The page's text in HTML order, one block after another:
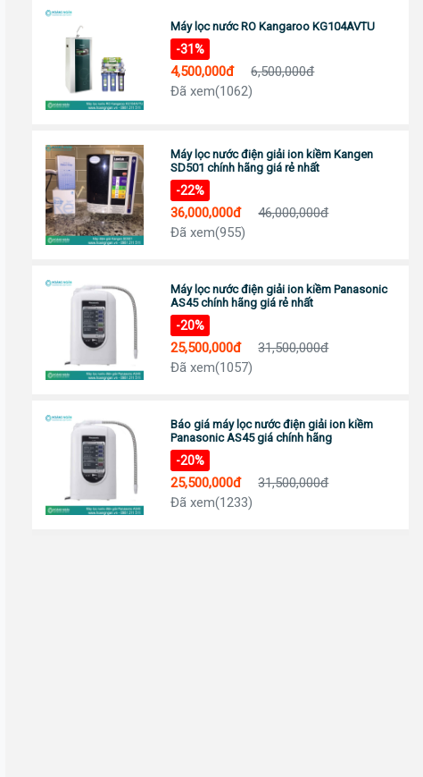
CẦN THƠ
Địa chỉ: 369 Đ. Nguyễn Văn Cừ, Phường An Khánh, Ninh Kiều
0911 676 989
Chỉ đường
Tel:0906 82 82 82
Chỉ đường
Máy lọc nước RO Kangaroo KG104AVTU
-31%
4,500,000đ
6,500,000đ
Đã xem(1062)
Máy lọc nước điện giải ion kiềm Kangen
SD501 chính hãng giá rẻ nhất
-22%
36,000,000đ
46,000,000đ
Đã xem(955)
Máy lọc nước điện giải ion kiềm Panasonic
AS45 chính hãng giá rẻ nhất
-20%
25,500,000đ
31,500,000đ
Đã xem(1057)
Báo giá máy lọc nước điện giải ion kiềm
Panasonic AS45 giá chính hãng
-20%
25,500,000đ
31,500,000đ
Đã xem(1233)